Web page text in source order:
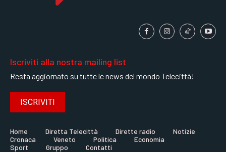
Iscriviti alla nostra mailing list
Resta aggiornato su tutte le news del mondo Telecittà!
ISCRIVITI
Home Diretta Telecittà Dirette radio
Notizie
Cronaca
Veneto Politica
Economia
Sport
Gruppo Contatti